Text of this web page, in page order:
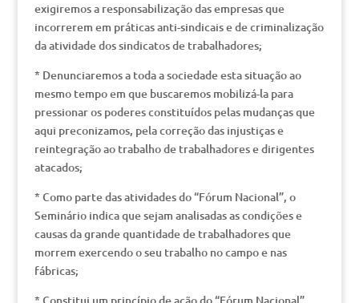
exigiremos a responsabilização das empresas que
incorrerem em práticas anti-sindicais e de criminalização
da atividade dos sindicatos de trabalhadores;
* Denunciaremos a toda a sociedade esta situação ao
mesmo tempo em que buscaremos mobilizá-la para
pressionar os poderes constituídos pelas mudanças que
aqui preconizamos, pela correção das injustiças e
reintegração ao trabalho de trabalhadores e dirigentes
atacados;
* Como parte das atividades do “Fórum Nacional”, o
Seminário indica que sejam analisadas as condições e
causas da grande quantidade de trabalhadores que
morrem exercendo o seu trabalho no campo e nas
fábricas;